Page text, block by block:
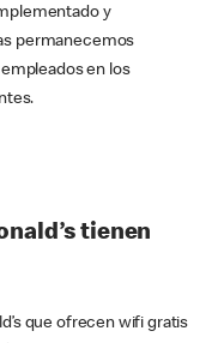
y
permanecemos
en los
tienen
que ofrecen wifi gratis